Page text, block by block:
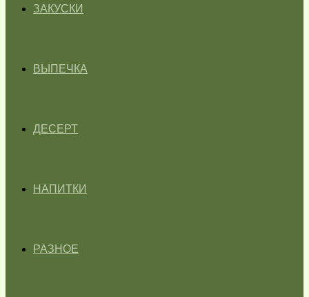
ЗАКУСКИ
ВЫПЕЧКА
ДЕСЕРТ
НАПИТКИ
РАЗНОЕ